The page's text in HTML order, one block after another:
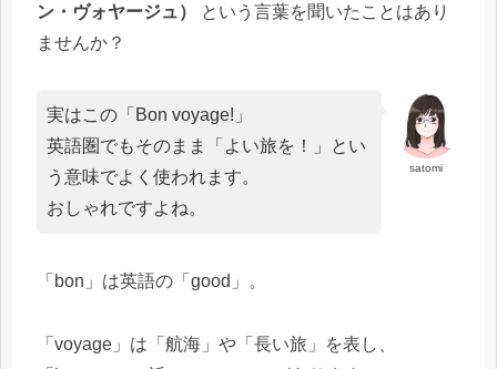
ン・ヴォヤージュ）
という言葉を聞いたことはあり
ませんか？
satomi
実はこの「Bon voyage!」
英語圏でもそのまま「よい旅を！」とい
う意味でよく使われます。
おしゃれですよね。
「bon」は英語の「good」。
「voyage」は「航海」や「長い旅」を表し、